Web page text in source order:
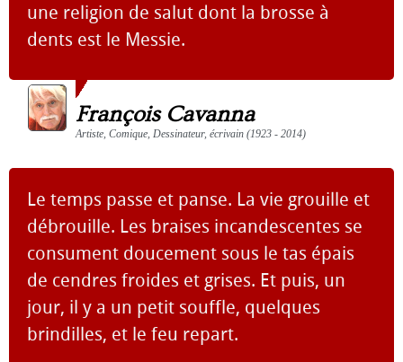
une religion de salut dont la brosse à
dents est le Messie.
François Cavanna
Artiste, Comique, Dessinateur, écrivain (1923 - 2014)
Le temps passe et panse. La vie grouille et
débrouille. Les braises incandescentes se
consument doucement sous le tas épais
de cendres froides et grises. Et puis, un
jour, il y a un petit souffle, quelques
brindilles, et le feu repart.